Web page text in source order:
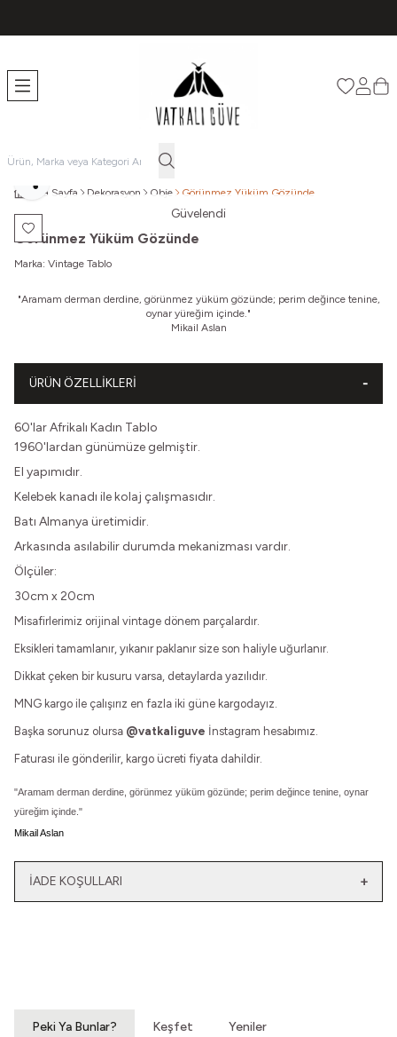
Favorilerim
Ana Sayfa Dekorasyon Obje Görünmez Yüküm Gözünde
Güvelendi
Favoriye Ekle
Paylaş
Görünmez Yüküm Gözünde
Marka: Vintage Tablo
"Aramam derman derdine, görünmez yüküm gözünde; perim değince tenine,
oynar yüreğim içinde."
Mikail Aslan
ÜRÜN ÖZELLIKLERI
60'lar Afrikalı Kadın Tablo
1960'lardan günümüze gelmiştir.
El yapımıdır.
Kelebek kanadı ile kolaj çalışmasıdır.
Batı Almanya üretimidir.
Arkasında asılabilir durumda mekanizması vardır.
Ölçüler:
30cm x 20cm
Misafirlerimiz orijinal vintage dönem parçalardır.
Eksikleri tamamlanır, yıkanır paklanır size son haliyle uğurlanır.
Dikkat çeken bir kusuru varsa, detaylarda yazılıdır.
MNG kargo ile çalışırız en fazla iki güne kargodayız.
Başka sorunuz olursa @vatkaliguve İnstagram hesabımız.
Faturası ile gönderilir, kargo ücreti fiyata dahildir.
"Aramam derman derdine, görünmez yüküm gözünde; perim değince tenine, oynar
yüreğim içinde."
Mikail Aslan
İADE KOŞULLARI
Peki Ya Bunlar? Keşfet Yeniler